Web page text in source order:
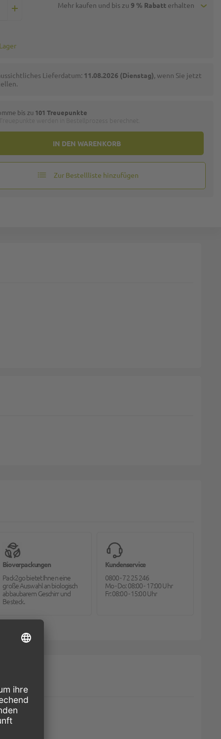
Mehr kaufen und bis zu 9 % Rabatterhalten
IN DEN WARENKORB
Lieferdatum: 11.08.2026 (Dienstag), wenn Sie jetzt
bis zu 101 Treuepunkte
Zur Bestellliste hinzufügen
Bioverpackungen
Pack2go bietet Ihnen eine
große Auswahl an biologisch
abbaubarem Geschirr und
Besteck.
Kundenservice
0800 - 72 25 246
Mo - Do: 08:00 - 17:00 Uhr
Fr: 08:00 - 15:00 Uhr
EDELSTAHL (PROLAB), GASTRONOMIE,